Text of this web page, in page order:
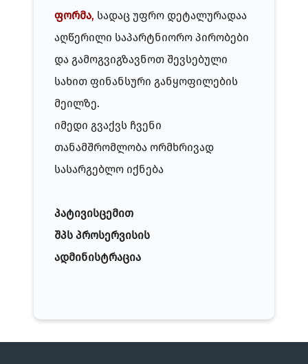
ფორმა, სადაც უფრო დეტალურადაა
აღწერილი საპარტნიორო პირობები
და გამოგვიგზავნოთ შევსებული
სახით ფინანსური განყოფილების
მეილზე.
იმედი გვაქვს ჩვენი
თანამშრომლობა ორმხრივად
სასარგებლო იქნება
პატივისცემით
შპს პროსერვისის
ადმინისტრაცია